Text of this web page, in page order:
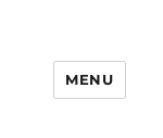
MENU